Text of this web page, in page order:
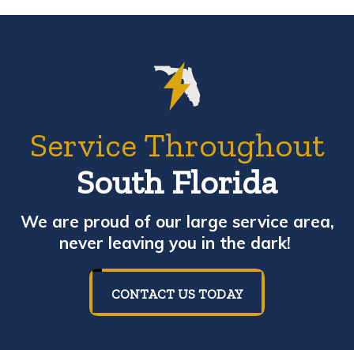
Service Throughout
South Florida
We are proud of our large service area,
never leaving you in the dark!
CONTACT US TODAY